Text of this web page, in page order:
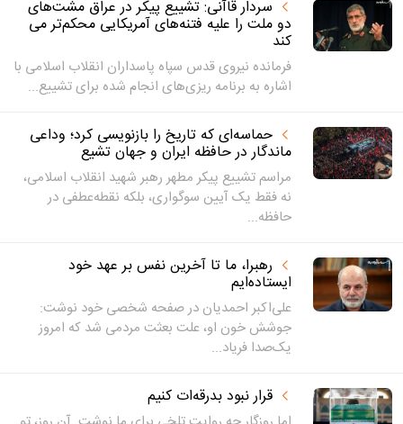
سردار قاآنی: تشییع پیکر در عراق مشت‌های
دو ملت را علیه فتنه‌های آمریکایی محکم‌تر می
کند
فرمانده نیروی قدس سپاه پاسداران انقلاب اسلامی با
اشاره به برنامه ریزی‌های انجام شده برای تشییع...
حماسه‌ای که تاریخ را بازنویسی کرد؛ وداعی
ماندگار در حافظه ایران و جهان تشیع
مراسم تشییع پیکر مطهر رهبر شهید انقلاب اسلامی،
نه فقط یک آیین سوگواری، بلکه نقطه‌عطفی در
حافظه...
رهبرا، ما تا آخرین نفس بر عهد خود
ایستاده‌ایم
علی‌اکبر احمدیان در صفحه شخصی خود نوشت:
جوشش خون او، علت بعثت مردمی شد که امروز
یک‌صدا فریاد...
قرار نبود بدرقه‌ات کنیم